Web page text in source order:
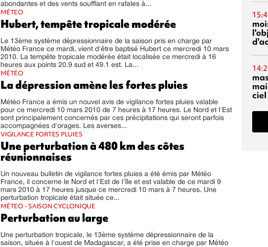
abondantes et des vents soufflant en rafales à...
MÉTEO
Hubert, tempête tropicale modérée
Le 13ème système dépressionnaire de la saison pris en charge par
Météo France ce mardi, vient d'être baptisé Hubert ce mercredi 10 mars
2010. La tempête tropicale modérée était localisée ce mercredi à 16
heures aux points 20.9 sud et 49.1 est. La...
MÉTÉO
La dépression amène les fortes pluies
Météo France a émis un nouvel avis de vigilance fortes pluies valable
pour ce mercredi 10 mars 2010 de 7 heures à 17 heures. Le Nord et l'Est
sont principalement concernés par ces précipitations qui seront parfois
accompagnées d'orages. Les averses...
VIGILANCE FORTES PLUIES
Une perturbation à 480 km des côtes
réunionnaises
Un nouveau bulletin de vigilance fortes pluies a été émis par Météo
France, il concerne le Nord et l'Est de l'île et est valable de ce mardi 9
mars 2010 à 17 heures jusque ce mercredi 10 mars à 7 heures. Une
perturbation tropicale était située ce...
MÉTEO - SAISON CYCLONIQUE
Perturbation au large
Une perturbation tropicale, le 13ème système dépressionnaire de la
saison, située à l'ouest de Madagascar, a été prise en charge par Météo
ciel